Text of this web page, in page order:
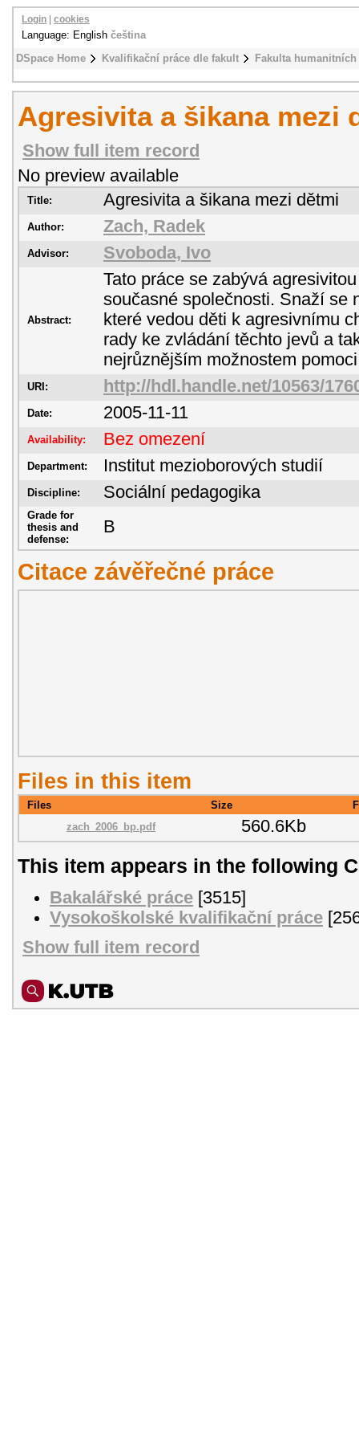
DSpace Home Kvalifikační práce dle fakult Fakulta
Login cookies
Language: English čeština
Agresivita a šikana mezi
Show full item record
No preview available
Title: Agresivita a šikana mezi dětmi
Author: Zach, Radek
Advisor: Svoboda, Ivo
Abstract:
Tato práce se zabývá
současné společnosti. Snaží se
které vedou děti k agresivnímu
rady ke zvládání těchto jevů a
nejrůznějším možnostem
URI: http://hdl.handle.net/10563/
Date: 2005-11-11
Availability: Bez omezení
Department: Institut mezioborových studií
Discipline: Sociální pedagogika
Grade for
thesis and
defense:
B
Citace závěřečné práce
Files in this item
Files Size
zach_2006_bp.pdf
560.6Kb
This item appears in the following
Bakalářské práce [3515]
Vysokoškolské kvalifikační práce
Show full item record